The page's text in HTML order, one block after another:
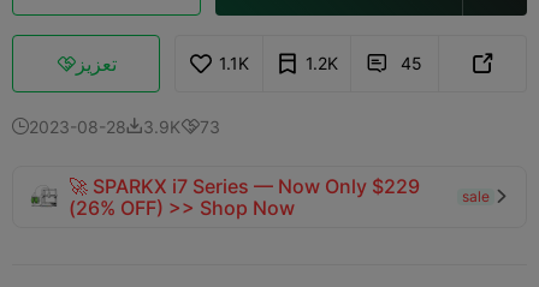
تعزيز 1.1K 1.2K  45 
2023-08-283.9K73
🚀 SPARKX i7 Series — Now Only $229
(26% OFF) >> Shop Now
sale 